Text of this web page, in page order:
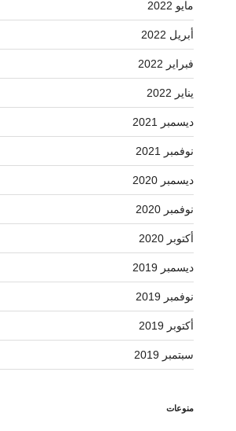
مايو 2022
أبريل 2022
فبراير 2022
يناير 2022
ديسمبر 2021
نوفمبر 2021
ديسمبر 2020
نوفمبر 2020
أكتوبر 2020
ديسمبر 2019
نوفمبر 2019
أكتوبر 2019
سبتمبر 2019
منوعات